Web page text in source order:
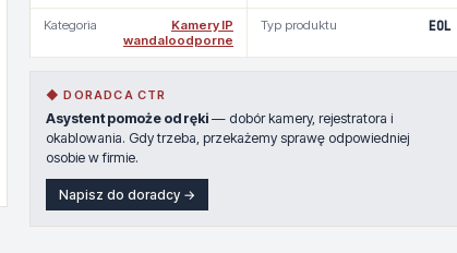
Kategoria
Kamery IP
wandaloodporne
Typ produktu EOL
◆ DORADCA CTR
Asystent pomoże od ręki — dobór kamery, rejestratora i
okablowania. Gdy trzeba, przekażemy sprawę odpowiedniej
osobie w firmie.
Napisz do doradcy →